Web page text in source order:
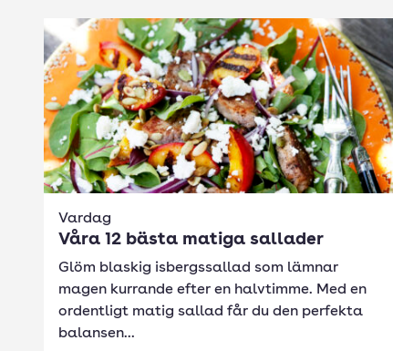
Vardag
Våra 12 bästa matiga sallader
Glöm blaskig isbergssallad som lämnar
magen kurrande efter en halvtimme. Med en
ordentligt matig sallad får du den perfekta
balansen...